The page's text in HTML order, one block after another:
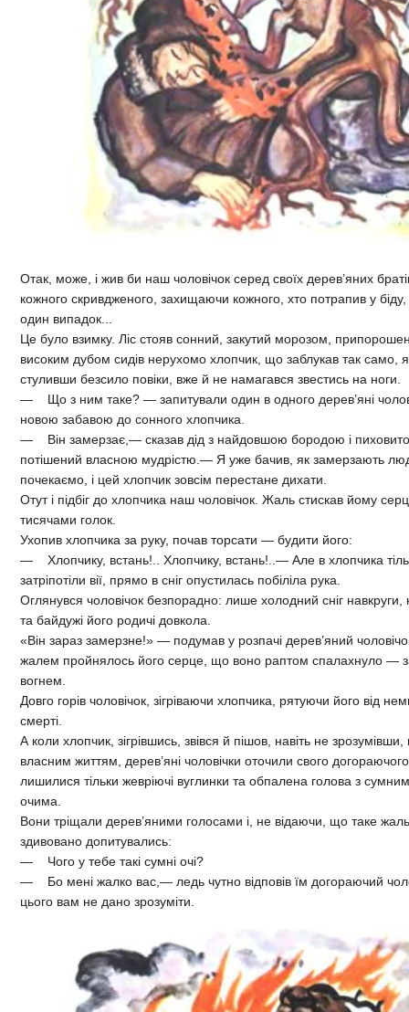
Отак, може, і жив би наш чоловічок серед своїх дерев’яних
кожного скривдженого, захищаючи кожного, хто потрапив у
один випадок...
Це було взимку. Ліс стояв сонний, закутий морозом,
високим дубом сидів нерухомо хлопчик, що заблукав так само, як
стуливши безсило повіки, вже й не намагався звестись на ноги.
— Що з ним таке? — запитували один в одного дерев’яні
новою забавою до сонного хлопчика.
— Він замерзає,— сказав дід з найдовшою бородою і пиховито
потішений власною мудрістю.— Я уже бачив, як замерзають
почекаємо, і цей хлопчик зовсім перестане дихати.
Отут і підбіг до хлопчика наш чоловічок. Жаль стискав йому
тисячами голок.
Ухопив хлопчика за руку, почав торсати — будити його:
— Хлопчику, встань!.. Хлопчику, встань!..— Але в хлопчика
затріпотіли вії, прямо в сніг опустилась побіліла рука.
Оглянувся чоловічок безпорадно: лише холодний сніг навкруги,
та байдужі його родичі довкола.
«Він зараз замерзне!» — подумав у розпачі дерев’яний
жалем пройнялось його серце, що воно раптом спалахнуло —
вогнем.
Довго горів чоловічок, зігріваючи хлопчика, рятуючи його від
смерті.
А коли хлопчик, зігрівшись, звівся й пішов, навіть не
власним життям, дерев’яні чоловічки оточили свого
лишилися тільки жевріючі вуглинки та обпалена голова з
очима.
Вони тріщали дерев’яними голосами і, не відаючи, що таке
здивовано допитувались:
— Чого у тебе такі сумні очі?
— Бо мені жалко вас,— ледь чутно відповів їм догораючий
цього вам не дано зрозуміти.